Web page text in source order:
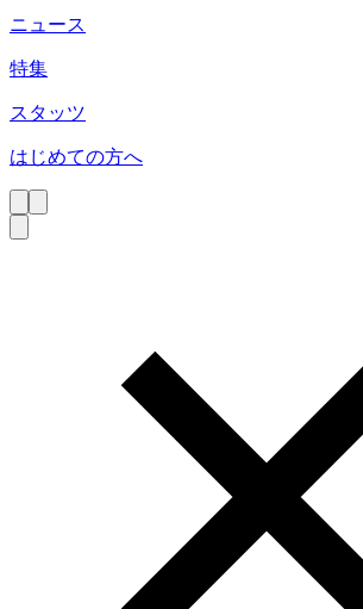
ニュース
特集
スタッツ
はじめての方へ